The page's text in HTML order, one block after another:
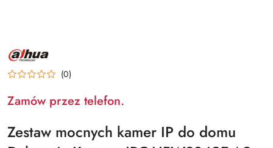
NAZWA
PRODUCENTA:
DAHUA
(0)
Zamów przez telefon.
Zestaw mocnych kamer IP do domu